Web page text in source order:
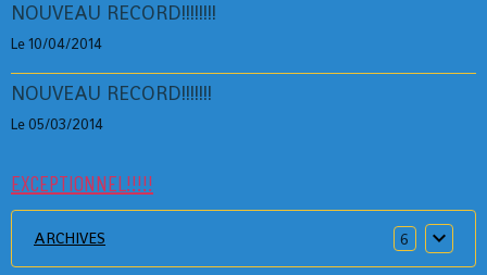
NOUVEAU RECORD!!!!!!!!
Le 10/04/2014
NOUVEAU RECORD!!!!!!!
Le 05/03/2014
EXCEPTIONNEL!!!!!
ARCHIVES 6